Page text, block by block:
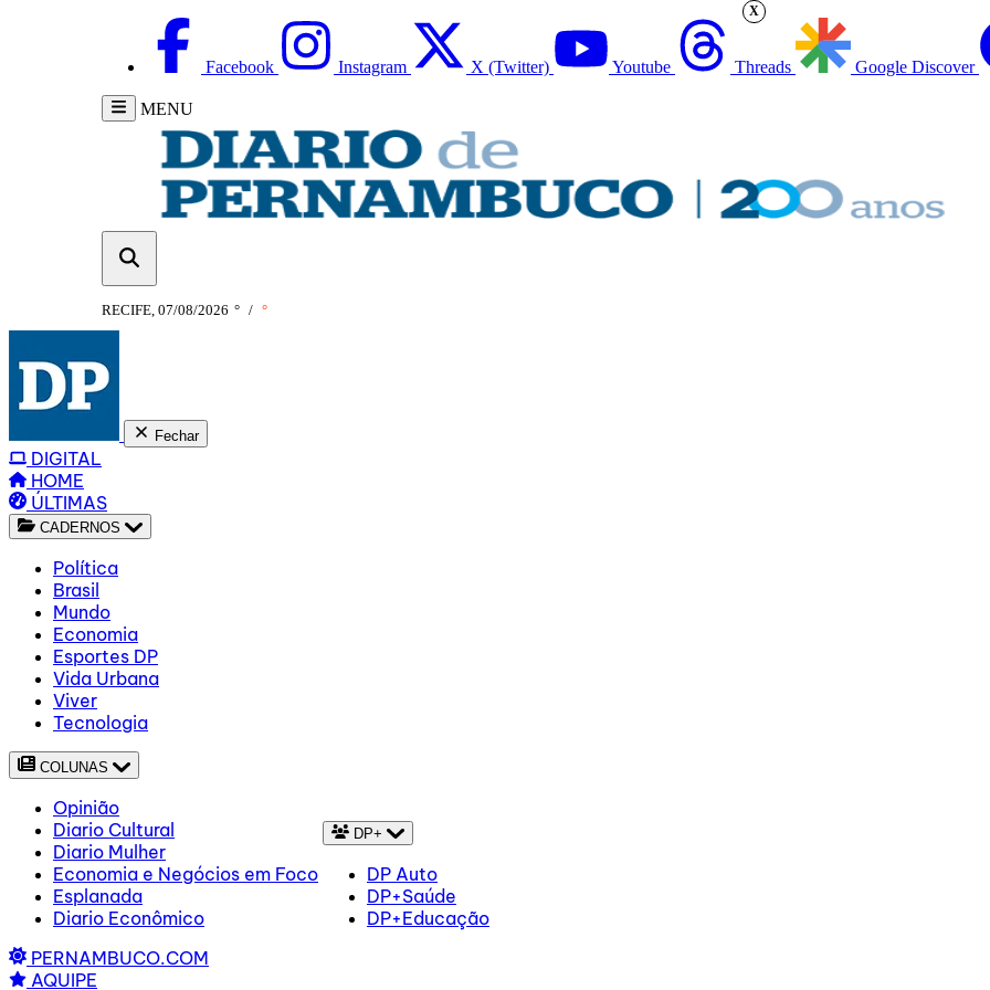
Facebook Instagram X (Twitter) Youtube Threads Google Discover
MENU
RECIFE, 07/08/2026 ° / °
Fechar
DIGITAL
HOME
ÚLTIMAS
CADERNOS
Política
Brasil
Mundo
Economia
Esportes DP
Vida Urbana
Viver
Tecnologia
COLUNAS
Opinião
Diario Cultural
Diario Mulher
Economia e Negócios em Foco
Esplanada
Diario Econômico
DP+
DP Auto
DP+Saúde
DP+Educação
PERNAMBUCO.COM
AQUIPE
X